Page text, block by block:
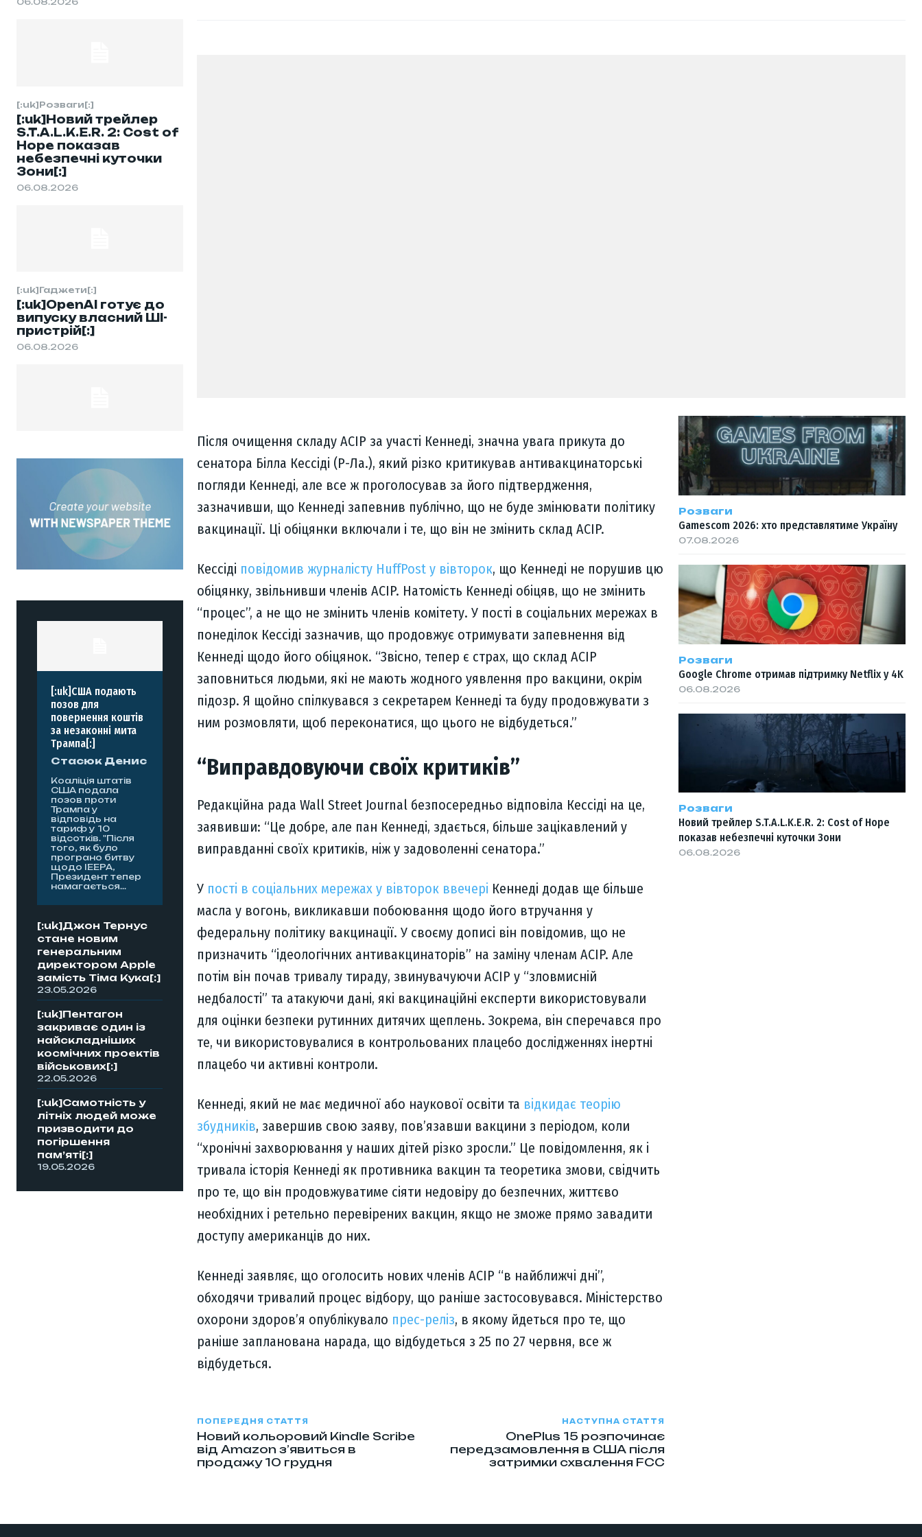
[:uk]Розваги[:]
[:uk]Новий трейлер
S.T.A.L.K.E.R. 2: Cost of
Hope показав
небезпечні куточки
Зони[:]
06.08.2026
[:uk]Гаджети[:]
[:uk]OpenAI готує до
випуску власний ШІ-
пристрій[:]
06.08.2026
[:uk]США подають
позов для
повернення коштів
за незаконні мита
Трампа[:]
Стасюк Денис
Коаліція штатів
США подала
позов проти
Трампа у
відповідь на
тариф у 10
відсотків. "Після
того, як було
програно битву
щодо IEEPA,
Президент тепер
намагається...
[:uk]Джон Тернус
стане новим
генеральним
директором Apple
замість Тіма Кука[:]
23.05.2026
[:uk]Пентагон
закриває один із
найскладніших
космічних проектів
військових[:]
22.05.2026
[:uk]Самотність у
літніх людей може
призводити до
погіршення
пам’яті[:]
19.05.2026
Після очищення складу ACIP за участі Кеннеді, значна увага прикута до
сенатора Білла Кессіді (Р-Ла.), який різко критикував антивакцинаторські
погляди Кеннеді, але все ж проголосував за його підтвердження,
зазначивши, що Кеннеді запевнив публічно, що не буде змінювати політику
вакцинації. Ці обіцянки включали і те, що він не змінить склад ACIP.
Кессіді повідомив журналісту HuffPost у вівторок, що Кеннеді не порушив цю
обіцянку, звільнивши членів ACIP. Натомість Кеннеді обіцяв, що не змінить
“процес”, а не що не змінить членів комітету. У пості в соціальних мережах в
понеділок Кессіді зазначив, що продовжує отримувати запевнення від
Кеннеді щодо його обіцянок. “Звісно, тепер є страх, що склад ACIP
заповниться людьми, які не мають жодного уявлення про вакцини, окрім
підозр. Я щойно спілкувався з секретарем Кеннеді та буду продовжувати з
ним розмовляти, щоб переконатися, що цього не відбудеться.”
“Виправдовуючи своїх критиків”
Редакційна рада Wall Street Journal безпосередньо відповіла Кессіді на це,
заявивши: “Це добре, але пан Кеннеді, здається, більше зацікавлений у
виправданні своїх критиків, ніж у задоволенні сенатора.”
У пості в соціальних мережах у вівторок ввечері Кеннеді додав ще більше
масла у вогонь, викликавши побоювання щодо його втручання у
федеральну політику вакцинації. У своєму дописі він повідомив, що не
призначить “ідеологічних антивакцинаторів” на заміну членам ACIP. Але
потім він почав тривалу тираду, звинувачуючи ACIP у “зловмисній
недбалості” та атакуючи дані, які вакцинаційні експерти використовували
для оцінки безпеки рутинних дитячих щеплень. Зокрема, він сперечався про
те, чи використовувалися в контрольованих плацебо дослідженнях інертні
плацебо чи активні контроли.
Кеннеді, який не має медичної або наукової освіти та відкидає теорію
збудників, завершив свою заяву, пов’язавши вакцини з періодом, коли
“хронічні захворювання у наших дітей різко зросли.” Це повідомлення, як і
тривала історія Кеннеді як противника вакцин та теоретика змови, свідчить
про те, що він продовжуватиме сіяти недовіру до безпечних, життєво
необхідних і ретельно перевірених вакцин, якщо не зможе прямо завадити
доступу американців до них.
Кеннеді заявляє, що оголосить нових членів ACIP “в найближчі дні”,
обходячи тривалий процес відбору, що раніше застосовувався. Міністерство
охорони здоров’я опублікувало прес-реліз, в якому йдеться про те, що
раніше запланована нарада, що відбудеться з 25 по 27 червня, все ж
відбудеться.
ПОПЕРЕДНЯ СТАТТЯ
Новий кольоровий Kindle Scribe
від Amazon з’явиться в
продажу 10 грудня
НАСТУПНА СТАТТЯ
OnePlus 15 розпочинає
передзамовлення в США після
затримки схвалення FCC
Розваги
Gamescom 2026: хто представлятиме Україну
07.08.2026
Розваги
Google Chrome отримав підтримку Netflix у 4K
06.08.2026
Розваги
Новий трейлер S.T.A.L.K.E.R. 2: Cost of Hope
показав небезпечні куточки Зони
06.08.2026